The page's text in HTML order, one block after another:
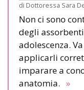
di Dottoressa Sara
Non ci sono
degli
adolescenza.
applicarli
imparare a
anatomia. »